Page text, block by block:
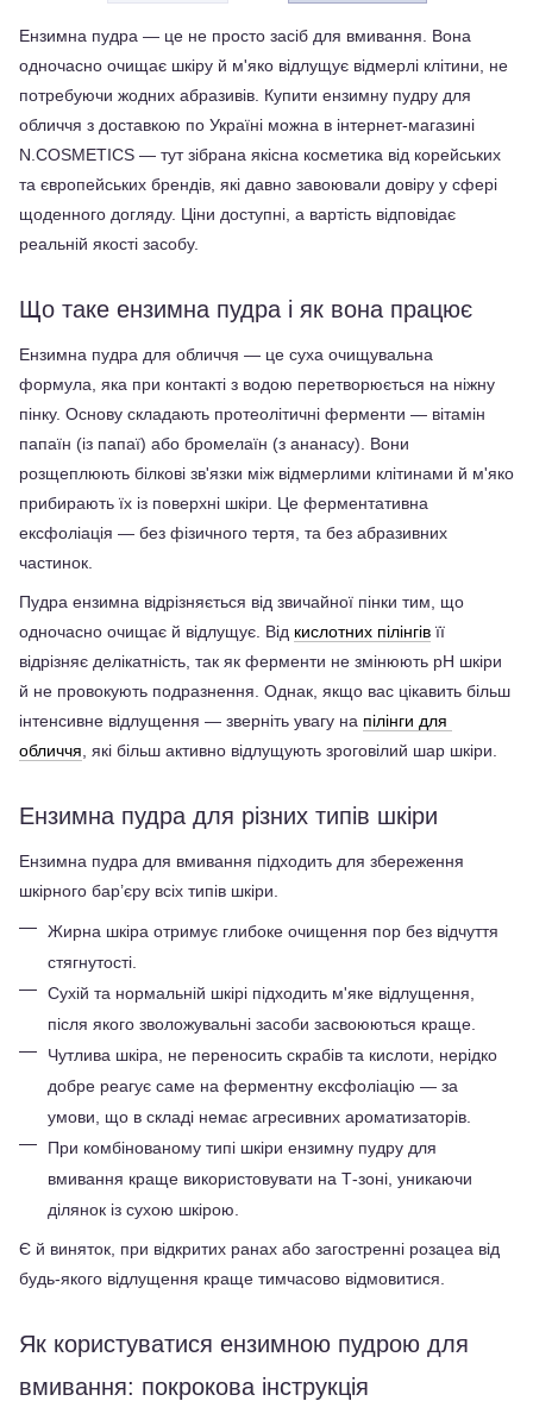
Ензимна пудра — це не просто засіб для вмивання. Вона
одночасно очищає шкіру й м'яко відлущує відмерлі клітини, не
потребуючи жодних абразивів. Купити ензимну пудру для
обличчя з доставкою по Україні можна в інтернет-магазині
N.COSMETICS — тут зібрана якісна косметика від корейських
та європейських брендів, які давно завоювали довіру у сфері
щоденного догляду. Ціни доступні, а вартість відповідає
реальній якості засобу.
Що таке ензимна пудра і як вона працює
Ензимна пудра для обличчя — це суха очищувальна
формула, яка при контакті з водою перетворюється на ніжну
пінку. Основу складають протеолітичні ферменти — вітамін
папаїн (із папаї) або бромелаїн (з ананасу). Вони
розщеплюють білкові зв'язки між відмерлими клітинами й м'яко
прибирають їх із поверхні шкіри. Це ферментативна
ексфоліація — без фізичного тертя, та без абразивних
частинок.
Пудра ензимна відрізняється від звичайної пінки тим, що
одночасно очищає й відлущує. Від кислотних пілінгів її
відрізняє делікатність, так як ферменти не змінюють pH шкіри
й не провокують подразнення. Однак, якщо вас цікавить більш
інтенсивне відлущення — зверніть увагу на пілінги для
обличчя , які більш активно відлущують зроговілий шар шкіри.
Ензимна пудра для різних типів шкіри
Ензимна пудра для вмивання підходить для збереження
шкірного бар’єру всіх типів шкіри.
Жирна шкіра отримує глибоке очищення пор без відчуття
стягнутості.
Сухій та нормальній шкірі підходить м'яке відлущення,
після якого зволожувальні засоби засвоюються краще.
Чутлива шкіра, не переносить скрабів та кислоти, нерідко
добре реагує саме на ферментну ексфоліацію — за
умови, що в складі немає агресивних ароматизаторів.
При комбінованому типі шкіри ензимну пудру для
вмивання краще використовувати на Т-зоні, уникаючи
ділянок із сухою шкірою.
Є й виняток, при відкритих ранах або загостренні розацеа від
будь-якого відлущення краще тимчасово відмовитися.
Як користуватися ензимною пудрою для
вмивання: покрокова інструкція